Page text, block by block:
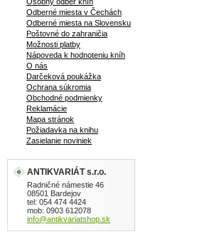
Odberné miesta v Čechách
Odberné miesta na Slovensku
Poštovné do zahraničia
Možnosti platby
Nápoveda k hodnoteniu kníh
O nás
Darčeková poukážka
Ochrana súkromia
Obchodné podmienky
Reklamácie
Mapa stránok
Požiadavka na knihu
Zasielanie noviniek
ANTIKVARIÁT s.r.o.
Radničné námestie 46
08501 Bardejov
tel: 054 474 4424
mob: 0903 612078
info@antikvariatshop.sk